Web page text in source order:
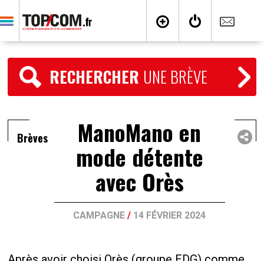
RECHERCHER UNE BRÈVE
Brèves ManoMano en
mode détente
avec Orès
CAMPAGNE / 14 FÉVRIER 2024